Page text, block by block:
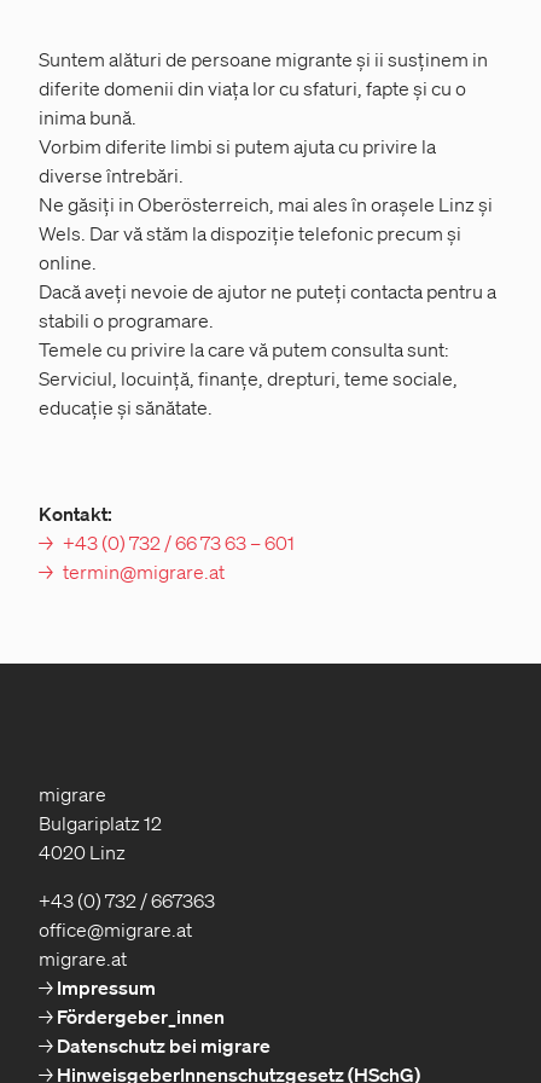
Suntem alături de persoane migrante și ii susținem in
diferite domenii din viața lor cu sfaturi, fapte și cu o
inima bună.
Vorbim diferite limbi si putem ajuta cu privire la
diverse întrebări.
Ne găsiți in Oberösterreich, mai ales în orașele Linz și
Wels. Dar vă stăm la dispoziție telefonic precum și
online.
Dacă aveți nevoie de ajutor ne puteți contacta pentru a
stabili o programare.
Temele cu privire la care vă putem consulta sunt:
Serviciul, locuință, finanțe, drepturi, teme sociale,
educație și sănătate.
Kontakt:
+43 (0) 732 / 66 73 63 – 601
termin@migrare.at
migrare
Bulgariplatz 12
4020 Linz
+43 (0) 732 / 667363
office@migrare.at
migrare.at
Impressum
Fördergeber_innen
Datenschutz bei migrare
HinweisgeberInnenschutzgesetz (HSchG)